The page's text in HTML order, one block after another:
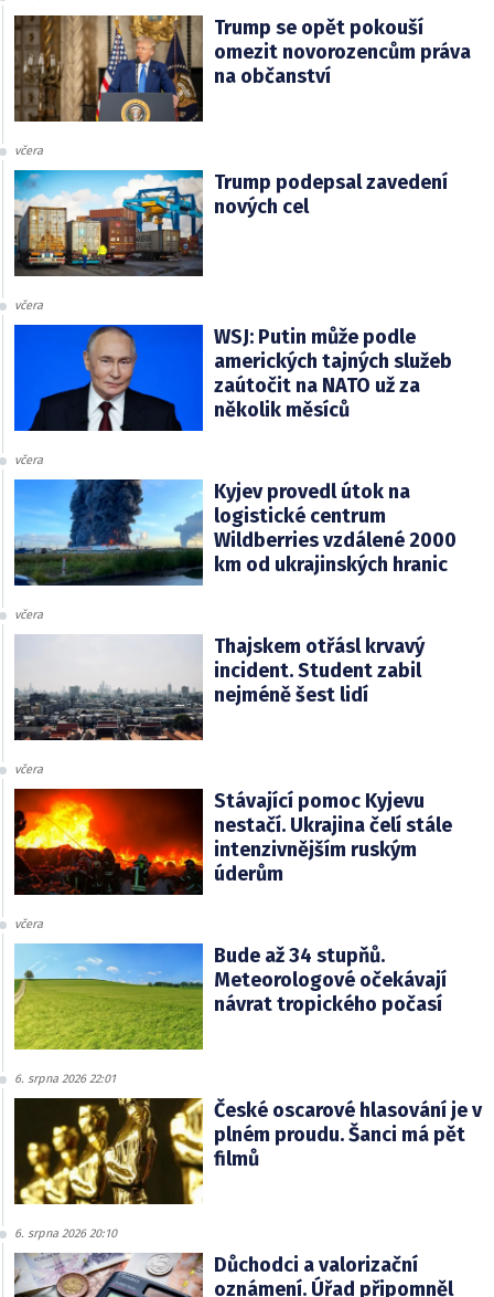
Trump se opět pokouší
omezit novorozencům práva
na občanství
včera
Trump podepsal zavedení
nových cel
včera
WSJ: Putin může podle
amerických tajných služeb
zaútočit na NATO už za
několik měsíců
včera
Kyjev provedl útok na
logistické centrum
Wildberries vzdálené 2000
km od ukrajinských hranic
včera
Thajskem otřásl krvavý
incident. Student zabil
nejméně šest lidí
včera
Stávající pomoc Kyjevu
nestačí. Ukrajina čelí stále
intenzivnějším ruským
úderům
včera
Bude až 34 stupňů.
Meteorologové očekávají
návrat tropického počasí
6. srpna 2026 22:01
České oscarové hlasování je v
plném proudu. Šanci má pět
filmů
6. srpna 2026 20:10
Důchodci a valorizační
oznámení. Úřad připomněl